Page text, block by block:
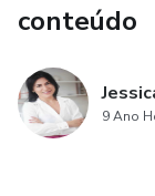
conteúdo
9 Ano